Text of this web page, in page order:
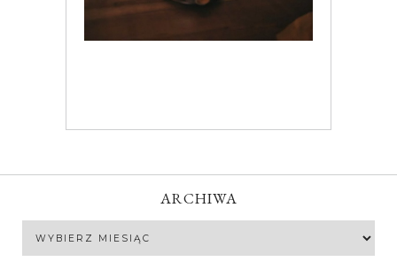
ARCHIWA
Archiwa